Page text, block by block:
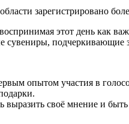
зарегистрировано
этот день как
сувениры,
опытом участия в
своё мнение и